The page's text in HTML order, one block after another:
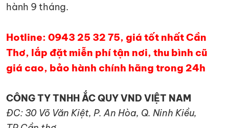
hành 9 tháng.
Hotline: 0943 25 32 75, giá tốt nhất Cần
Thơ, lắp đặt miễn phí tận nơi, thu bình cũ
giá cao, bảo hành chính hãng trong 24h
CÔNG TY TNHH ẮC QUY VND VIỆT NAM
ĐC: 30 Võ Văn Kiệt, P. An Hòa, Q. Ninh Kiều,